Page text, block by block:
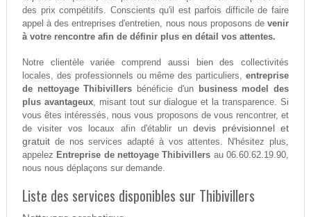
des prix compétitifs. Conscients qu'il est parfois difficile de faire
appel à des entreprises d'entretien, nous nous proposons devenir
à votre rencontre afin de définir plus en détail vos attentes.
Notre clientèle variée comprend aussi bien des collectivités
locales, des professionnels ou même des particuliers,entreprise
de nettoyage Thibivillers bénéficie d'un business model des
plus avantageux, misant tout sur dialogue et la transparence. Si
vous êtes intéressés, nous vous proposons de vous rencontrer, et
de visiter vos locaux afin d'établir undevis prévisionnel et
gratuitde nos services adapté à vos attentes. N'hésitez plus,
appelez Entreprise de nettoyage Thibivillers au 06.60.62.19.90,
nous nous déplaçons sur demande.
Liste des services disponibles sur Thibivillers